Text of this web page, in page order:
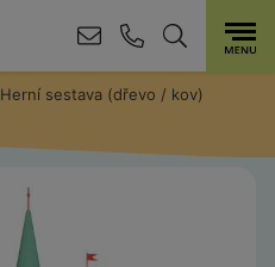
Herní sestava (dřevo / kov)